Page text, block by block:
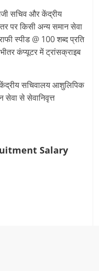
सचिव और केंद्रीय
पर किसी अन्य समान सेवा
स्पीड @ 100 शब्द प्रति
कंप्यूटर में ट्रांसक्राइब
सचिवालय आशुलिपिक
सेवा से सेवानिवृत्त
Salary